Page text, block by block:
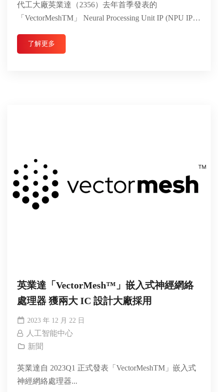
代工大廠英業達（2356）去年首季發表的
「VectorMeshTM」 Neural Processing Unit IP (NPU IP)
了解更多
英業達「VectorMesh™」嵌入式神經網絡
處理器 獲兩大 IC 設計大廠採用
2023 年 12 月 22 日
人工智能中心
新聞
英業達自 2023Q1 正式發表「VectorMeshTM」嵌入式
神經網絡處理器...